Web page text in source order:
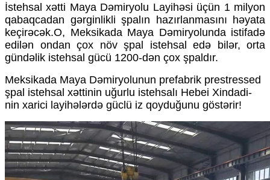
İstehsal xətti Maya Dəmiryolu Layihəsi üçün 1 milyon
qabaqcadan gərginlikli şpalın hazırlanmasını həyata
keçirəcək.O, Meksikada Maya Dəmiryolunda istifadə
edilən ondan çox növ şpal istehsal edə bilər, orta
gündəlik istehsal gücü 1200-dən çox şpaldır.
Meksikada Maya Dəmiryolunun prefabrik prestressed
şpal istehsal xəttinin uğurlu istehsalı Hebei Xindadi-
nin xarici layihələrdə güclü iz qoyduğunu göstərir!